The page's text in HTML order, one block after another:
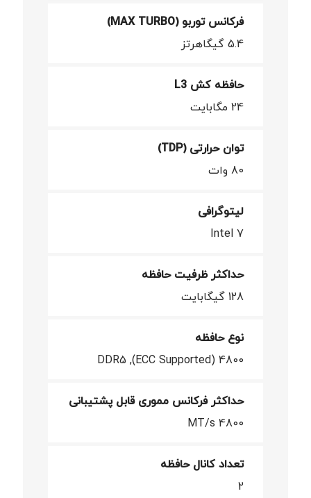
فرکانس توربو (MAX TURBO)
5.4 گیگاهرتز
حافظه کش L3
24 مگابایت
توان حرارتی (TDP)
80 وات
لیتوگرافی
Intel 7
حداکثر ظرفیت حافظه
128 گیگابایت
نوع حافظه
4800 (ECC Supported), DDR5
حداکثر فرکانس مموری قابل پشتیبانی
4800 MT/s
تعداد کانال حافظه
2